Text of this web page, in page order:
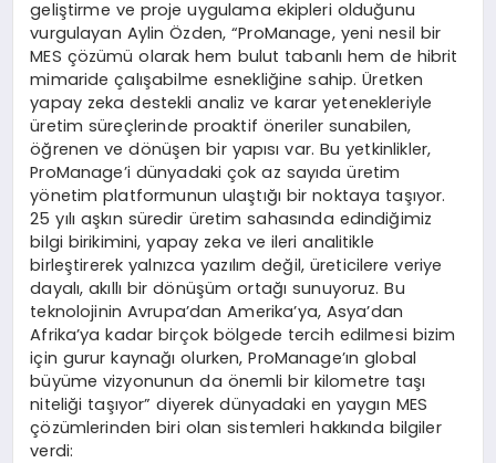
geliştirme ve proje uygulama ekipleri olduğunu
vurgulayan Aylin Özden, “ProManage, yeni nesil bir
MES çözümü olarak hem bulut tabanlı hem de hibrit
mimaride çalışabilme esnekliğine sahip. Üretken
yapay zeka destekli analiz ve karar yetenekleriyle
üretim süreçlerinde proaktif öneriler sunabilen,
öğrenen ve dönüşen bir yapısı var. Bu yetkinlikler,
ProManage’i dünyadaki çok az sayıda üretim
yönetim platformunun ulaştığı bir noktaya taşıyor.
25 yılı aşkın süredir üretim sahasında edindiğimiz
bilgi birikimini, yapay zeka ve ileri analitikle
birleştirerek yalnızca yazılım değil, üreticilere veriye
dayalı, akıllı bir dönüşüm ortağı sunuyoruz. Bu
teknolojinin Avrupa’dan Amerika’ya, Asya’dan
Afrika’ya kadar birçok bölgede tercih edilmesi bizim
için gurur kaynağı olurken, ProManage’ın global
büyüme vizyonunun da önemli bir kilometre taşı
niteliği taşıyor” diyerekdünyadaki en yaygın MES
çözümlerinden biri olan sistemleri hakkında bilgiler
verdi: